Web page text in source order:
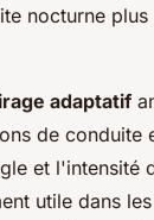
nocturne plus
adaptatif
de conduite
et l'intensité
utile dans